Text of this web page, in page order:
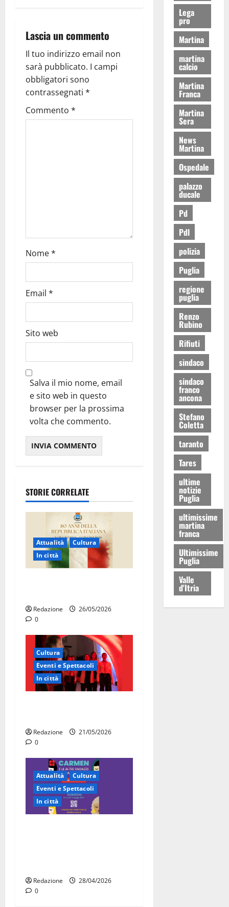
Lascia un commento
Il tuo indirizzo email non
sarà pubblicato. I campi
obbligatori sono
contrassegnati *
Commento *
Nome*
Email *
Sito web
Salva il mio nome, email
e sito web in questo
browser per la prossima
volta che commento.
STORIE CORRELATE
Attualità
Cultura
In città
Redazione
26/05/2026
0
Cultura
Eventi e Spettacoli
In città
Redazione
21/05/2026
0
Attualità
Cultura
Eventi e Spettacoli
In città
Redazione
28/04/2026
0
Lega
pro
Martina
martina
calcio
Martina
Franca
Martina
Sera
News
Martina
Ospedale
palazzo
ducale
Pd
Pdl
polizia
Puglia
regione
puglia
Renzo
Rubino
Rifiuti
sindaco
sindaco
franco
ancona
Stefano
Coletta
taranto
Tares
ultime
notizie
Puglia
ultimissime
martina
franca
Ultimissime
Puglia
Valle
d'Itria